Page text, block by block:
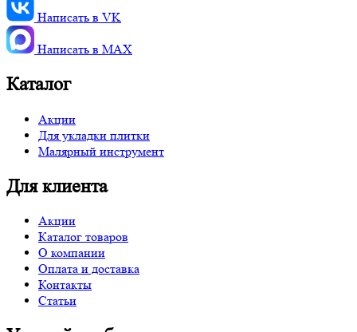
Написать в VK
Написать в MАХ
Каталог
Акции
Для укладки плитки
Малярный инструмент
Для клиента
Акции
Каталог товаров
О компании
Оплата и доставка
Контакты
Статьи